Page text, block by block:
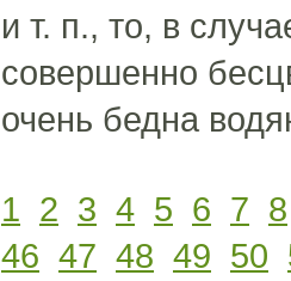
и т. п., то, в
совершенно
очень бедна
1 2 3 4 5 6 7 8
46 47 48 49 50